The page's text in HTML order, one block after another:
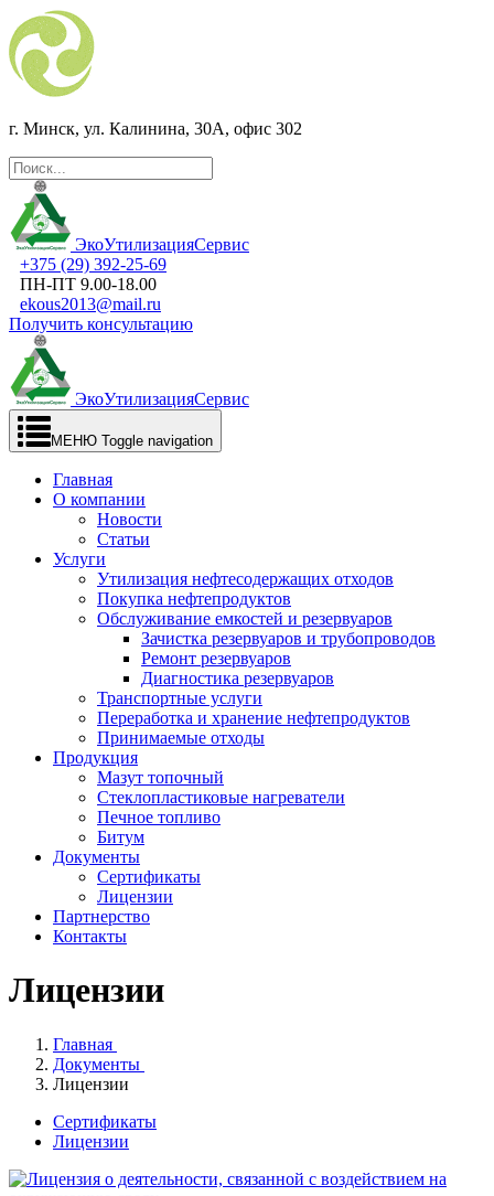
г. Минск, ул. Калинина, 30А, офис 302
ЭкоУтилизацияСервис
+375 (29) 392-25-69
ПН-ПТ 9.00-18.00
ekous2013@mail.ru
Получить консультацию
ЭкоУтилизацияСервис
МЕНЮ Toggle navigation
Главная
О компании
Новости
Статьи
Услуги
Утилизация нефтесодержащих отходов
Покупка нефтепродуктов
Обслуживание емкостей и резервуаров
Зачистка резервуаров и трубопроводов
Ремонт резервуаров
Диагностика резервуаров
Транспортные услуги
Переработка и хранение нефтепродуктов
Принимаемые отходы
Продукция
Мазут топочный
Стеклопластиковые нагреватели
Печное топливо
Битум
Документы
Сертификаты
Лицензии
Партнерство
Контакты
Лицензии
Главная
Документы
Лицензии
Сертификаты
Лицензии